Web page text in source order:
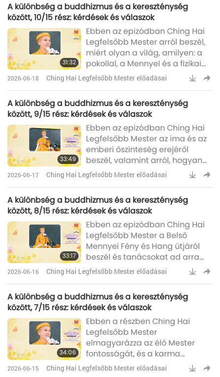
nekünk.Oké. Nos a pokol az
elmédben jön létre, de egyben
az elméden kívül is létezik. Miért
mondom, hogy az elmédben és
azon kívül is? Azért, mert
mindent a saját elménk teremt,
de ezt nem vesszük észre. É
A különbség a buddhizmus és a kereszténység
között, 10/15 rész: kérdések és válaszok
31:32
Ebben az epizódban Ching Hai
Legfelsőbb Mester arról beszél,
miért olyan a világ, amilyen: a
pokollal, a Mennyel és a fizikai
világgal együtt.Holnap a
beavatáson megmutatom
Paradicsom, és hogyan kapják
meg. A többi embernek, aki nem
jön hozzám, nem tudok segíteni.
Nem kényszeríthetjük az
embereket a Paradicsomba,
csak jelzem. Ezt tudnunk kell.
Különben (az Úr)
2026-06-18 Ching Hai Legfelsőbb Mester előadásai
A különbség a buddhizmus és a kereszténység
között, 9/15 rész: kérdések és válaszok
33:49
Ebben az epizódban Ching Hai
Legfelsőbb Mester az ima és az
emberi őszinteség erejéről
beszél, valamint arról, hogyan
befolyásolhatja az Igazság és az
égi segítség utáni mély vágy,
Mesterek.(Az az úriember az
imént azt kérdezte, hogyan
válasszon Mestert egy világi
ember.) (Az én kérdésem ennél
bonyolultabb; talán éppen
fordítva van.) Igen. (Hogyan
választ egy
2026-06-17 Ching Hai Legfelsőbb Mester előadásai
A különbség a buddhizmus és a kereszténység
között, 8/15 rész: kérdések és válaszok
33:17
Ebben az epizódban Ching Hai
Legfelsőbb Mester a Belső
Mennyei Fény és Hang útjáról
beszél és tanácsokat ad arra
vonatkozóan, hogy hogyan lehet
felismerni az igaz Mestert.
hogy esetleg már válaszoltál-e
erre. De hadd tegyem fel mégis
ezt a kérdést. Te ismered a Sant
Mat-ot, vagy a Surat Shabd
Yoga-t?) Igen, igen, ismerem. (Ez
mennyire egyezik azza
2026-06-16 Ching Hai Legfelsőbb Mester előadásai
A különbség a buddhizmus és a kereszténység
között, 7/15 rész: kérdések és válaszok
34:06
Ebben a részben Ching Hai
Legfelsőbb Mester
elmagyarázza az élő Mester
fontosságát, és a karma
törvényeit: „Ahogy vetsz, úgy
2026-06-15 Ching Hai Legfelsőbb Mester előadásai